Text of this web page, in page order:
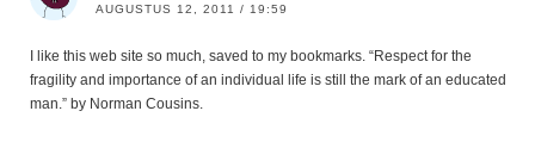
AUGUSTUS 12, 2011 / 19:59
I like this web site so much, saved to my bookmarks. “Respect for the
fragility and importance of an individual life is still the mark of an educated
man.” by Norman Cousins.